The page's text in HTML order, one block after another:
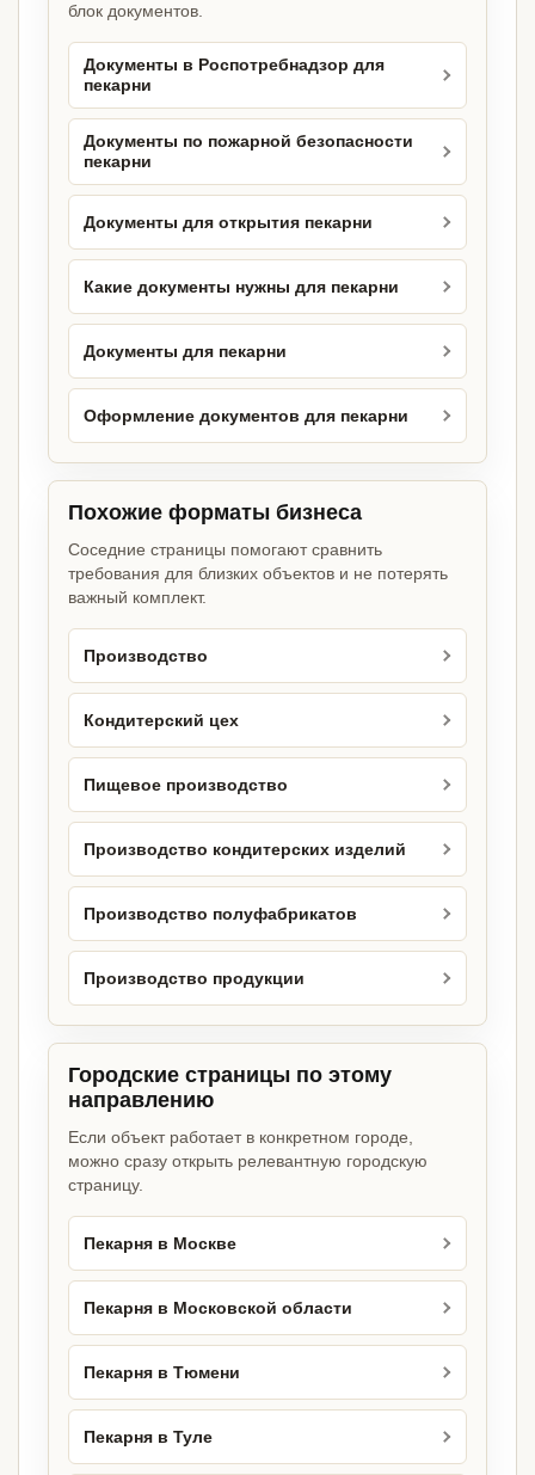
блок документов.
Документы в Роспотребнадзор для
пекарни
Документы по пожарной безопасности
пекарни
Документы для открытия пекарни
Какие документы нужны для пекарни
Документы для пекарни
Оформление документов для пекарни
Похожие форматы бизнеса
Соседние страницы помогают сравнить
требования для близких объектов и не потерять
важный комплект.
Производство
Кондитерский цех
Пищевое производство
Производство кондитерских изделий
Производство полуфабрикатов
Производство продукции
Городские страницы по этому
направлению
Если объект работает в конкретном городе,
можно сразу открыть релевантную городскую
страницу.
Пекарня в Москве
Пекарня в Московской области
Пекарня в Тюмени
Пекарня в Туле